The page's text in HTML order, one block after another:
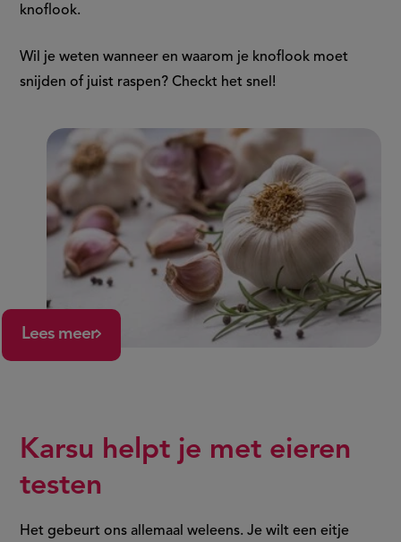
knoflook.
Wil je weten wanneer en waarom je knoflook moet
snijden of juist raspen? Checkt het snel!
Lees meer
Karsu helpt je met eieren
testen
Het gebeurt ons allemaal weleens. Je wilt een eitje